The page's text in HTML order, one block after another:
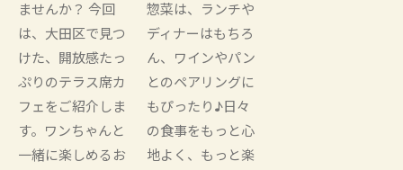
ませんか？ 今回
は、大田区で見つ
けた、開放感たっ
ぷりのテラス席カ
フェをご紹介しま
す。ワンちゃんと
一緒に楽しめるお
惣菜は、ランチや
ディナーはもちろ
ん、ワインやパン
とのペアリングに
もぴったり♪日々
の食事をもっと心
地よく、もっと楽